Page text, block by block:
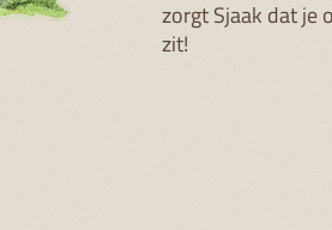
zorgt Sjaak dat je
zit!